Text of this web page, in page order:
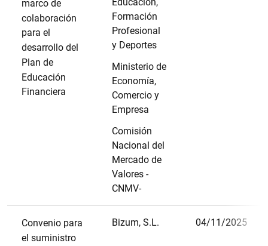
marco de
colaboración
para el
desarrollo del
Plan de
Educación
Financiera
Formación
Profesional
y Deportes
Ministerio de
Economía,
Comercio y
Empresa
Comisión
Nacional del
Mercado de
Valores -
CNMV-
Convenio para
el suministro
Bizum, S.L. 04/11/2025